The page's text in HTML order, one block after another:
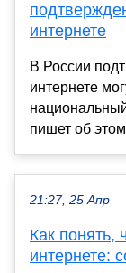
интернете
В России
интернете
пишет об
21:27, 25 Апр
Как понять,
интернете: